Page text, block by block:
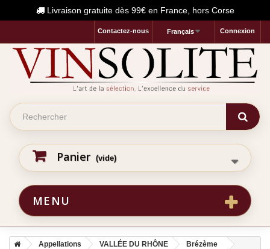
Livraison gratuite dès 99€ en France, hors Corse
Connexion
Français
Contactez-nous
Panier (vide)
MENU
Appellations VALLÉE DU RHÔNE
Brézème